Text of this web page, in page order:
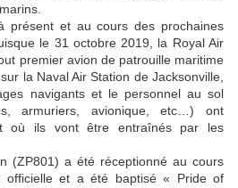
présent et au cours des prochaines
le 31 octobre 2019, la Royal Air
premier avion de patrouille maritime
la Naval Air Station de Jacksonville,
navigants et le personnel au sol
armuriers, avionique, etc…) ont
où ils vont être entraînés par les
(ZP801) a été réceptionné au cours
officielle et a été baptisé « Pride of